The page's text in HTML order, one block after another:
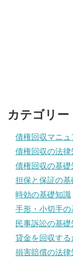
カテゴリー
債権回収マニュ
債権回収の法律
債権回収の基礎
担保と保証の基
時効の基礎知識
手形・小切手の
民事訴訟の基礎
貸金を回収す
損害賠償の法律